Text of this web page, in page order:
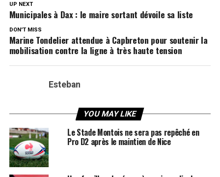
UP NEXT
Municipales à Dax : le maire sortant dévoile sa liste
DON'T MISS
Marine Tondelier attendue à Capbreton pour soutenir la
mobilisation contre la ligne à très haute tension
Esteban
YOU MAY LIKE
Le Stade Montois ne sera pas repêché en
Pro D2 après le maintien de Nice